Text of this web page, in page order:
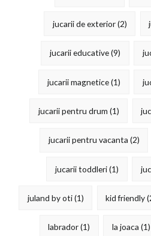
jucarii de exterior(2)
jucarii educative(9)
jucarii magnetice(1)
jucarii pentru drum (1)
jucarii pentru vacanta (2)
jucarii toddleri(1)
juland by oti(1) kid friendly
labrador(1) la joaca (1)